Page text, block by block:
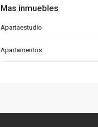
Mas inmuebles
Apartaestudio
Apartamentos